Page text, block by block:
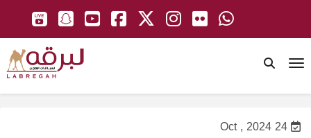
24 Oct , 2024